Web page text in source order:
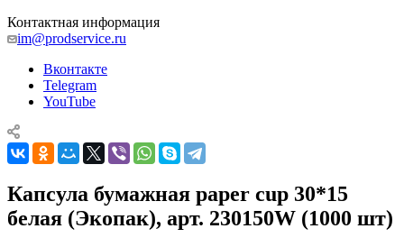
Контактная информация
im@prodservice.ru
Вконтакте
Telegram
YouTube
Капсула бумажная paper cup 30*15
белая (Экопак), арт. 230150W (1000 шт)